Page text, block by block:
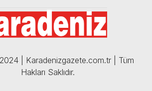
05.12.2024
| Karadenizgazete.com.tr | Tüm
Hakları Saklıdır.